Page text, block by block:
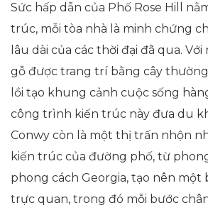
Sức hấp dẫn của Phố Rose Hill
trúc, mỗi tòa nhà là minh chứng
lâu dài của các thời đại đã qua.
gỗ được trang trí bằng cây
lồi tạo khung cảnh cuộc sống
công trình kiến trúc này đưa du
Conwy còn là một thị trấn nhộn
kiến trúc của đường phố, từ
phong cách Georgia, tạo nên một
trực quan, trong đó mỗi bước